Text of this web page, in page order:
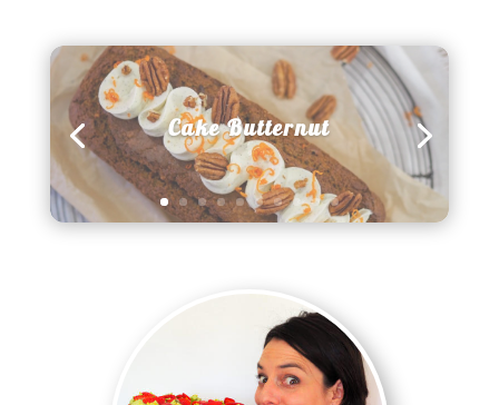
Cake Butternut